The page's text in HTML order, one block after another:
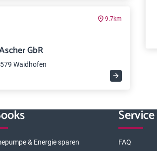
9.7km
GbR
Waidhofen
& Energie sparen
Service
FAQ